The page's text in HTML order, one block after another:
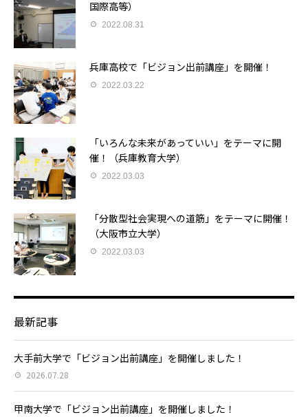
国際高等）
2022.08.31
兵庫高校で「ビジョン出前講座」を開催！
2022.03.22
「いろんな未来があっていい」をテーマに開
催！（兵庫教育大学）
2022.03.03
「分散型社会実現への道筋」をテーマに開催！
（大阪市立大学）
2022.03.03
最新記事
大手前大学で「ビジョン出前講座」を開催しました！
2026.07.28
甲南大学で「ビジョン出前講座」を開催しました！